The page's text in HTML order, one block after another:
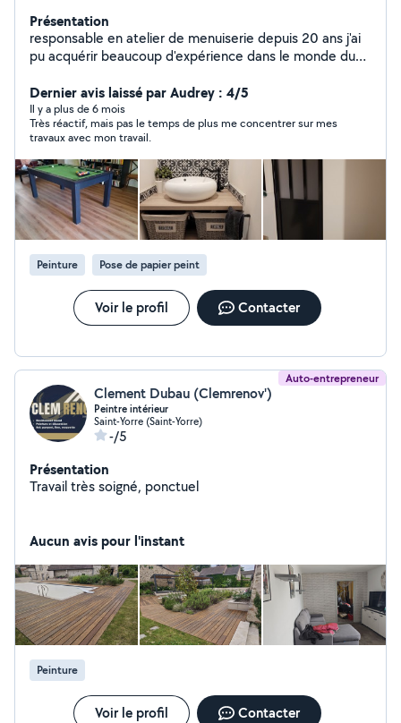
Présentation
responsable en atelier de menuiserie depuis 20 ans j'ai
pu acquérir beaucoup d'expérience dans le monde du
montage cuisine, dressing et salle de bain. rénovation
intérieure . depuis je suis professionnel en menuiserie
intérieure extérieure cuisine équipée salle de bain et
dressing. cloison verrière.
Dernier avis laissé par Audrey : 4/5
Il y a plus de 6 mois
Très réactif, mais pas le temps de plus me concentrer sur mes
travaux avec mon travail.
Peinture Pose de papier peint
Voir le profil Contacter
Auto-entrepreneur
Clement Dubau (Clemrenov')
Peintre intérieur
Saint-Yorre (Saint-Yorre)
-/5
Présentation
Travail très soigné, ponctuel
Aucun avis pour l'instant
Peinture
Voir le profil Contacter